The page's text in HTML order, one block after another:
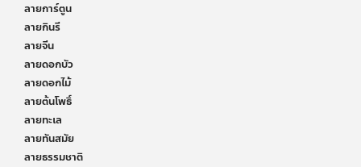
ลายการ์ตูน
ลายกินรี
ลายจีน
ลายดอกบัว
ลายดอกไม้
ลายต้นโพธิ์
ลายทะเล
ลายทันสมัย
ลายธรรมชาติ